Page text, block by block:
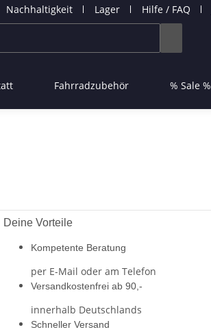
Nachhaltigkeit Lager Hilfe / FAQ
Fahrradzubehör % Sale %
Deine Vorteile
Kompetente Beratung
per E-Mail oder am Telefon
Versandkostenfrei ab 90,-
innerhalb Deutschlands
Schneller Versand